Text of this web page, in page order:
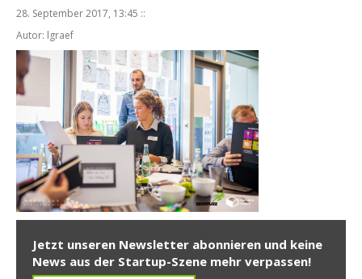
28. September 2017, 13:45 ::
Autor: lgraef
Jetzt unseren Newsletter abonnieren und keine
News aus der Startup-Szene mehr verpassen!